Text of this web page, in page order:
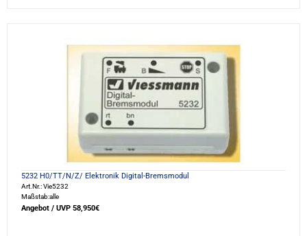
5232 H0/TT/N/Z/ Elektronik Digital-Bremsmodul
Art.Nr.: Vie5232
Maßstab:alle
Angebot / UVP 58,950€